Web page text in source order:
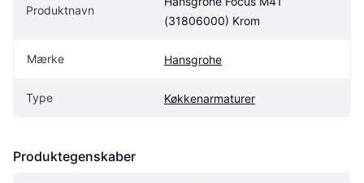
Produktnavn
(31806000) Krom
Mærke Hansgrohe
Type Køkkenarmaturer
Produktegenskaber